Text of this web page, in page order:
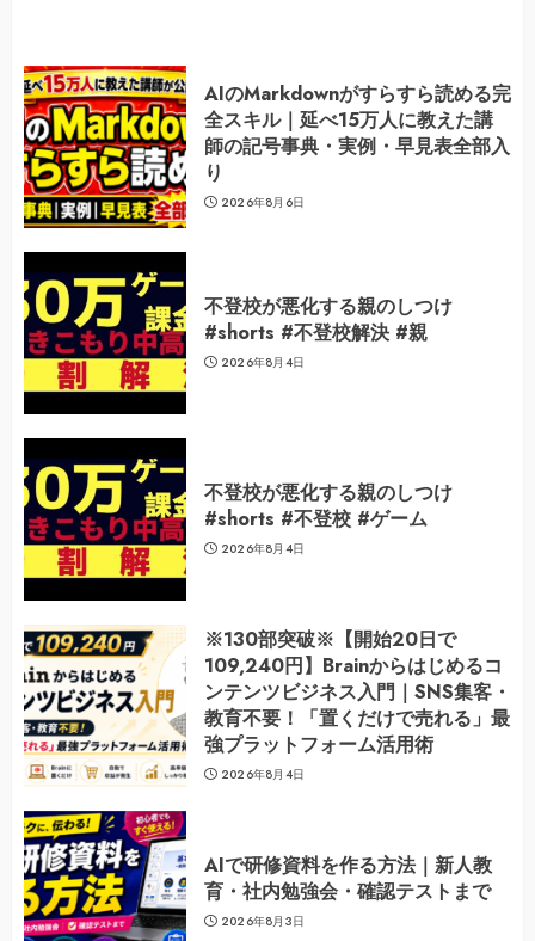
AIのMarkdownがすらすら読める完
全スキル｜延べ15万人に教えた講
師の記号事典・実例・早見表全部入
り
2026年8月6日
不登校が悪化する親のしつけ
#shorts #不登校解決 #親
2026年8月4日
不登校が悪化する親のしつけ
#shorts #不登校 #ゲーム
2026年8月4日
※130部突破※【開始20日で
109,240円】Brainからはじめるコ
ンテンツビジネス入門｜SNS集客・
教育不要！「置くだけで売れる」最
強プラットフォーム活用術
2026年8月4日
AIで研修資料を作る方法｜新人教
育・社内勉強会・確認テストまで
2026年8月3日